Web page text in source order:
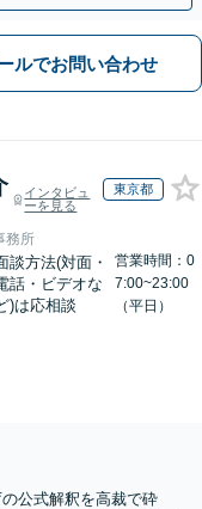
ルでお問い合わせ
インタビュ
ーを見る
東京都
務所
談方法(対面・
話・ビデオな
)は応相談
営業時間：0
7:00~23:00
（平日）
公式解釈を高裁で砕